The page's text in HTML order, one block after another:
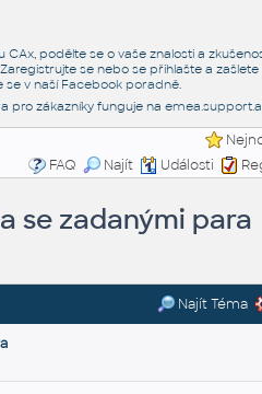
podělte se o vaše znalosti a
se nebo se přihlašte a
se v naší Facebook poradně.
pro zákazníky funguje na
FAQ
Najít Události
se zadanými para
Najít Téma